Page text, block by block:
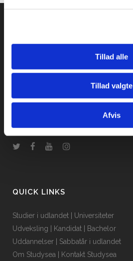
Tillad alle
Tillad valgte
Afvis
Promenadebyen 34
Email: info@studysea.dk
QUICK LINKS
Studier i udlandet
Universiteter
Udveksling
Kandidat
Bachelor
Uddannelser
Sabbatår i udlandet
Om Studysea
Kontakt Studysea